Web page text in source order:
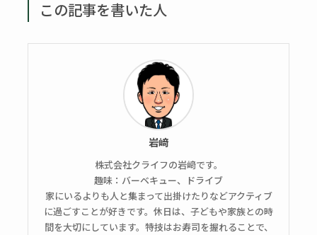
この記事を書いた人
岩﨑
株式会社クライフの岩﨑です。
趣味：バーベキュー、ドライブ
家にいるよりも人と集まって出掛けたりなどアクティブ
に過ごすことが好きです。休日は、子どもや家族との時
間を大切にしています。特技はお寿司を握れることで、